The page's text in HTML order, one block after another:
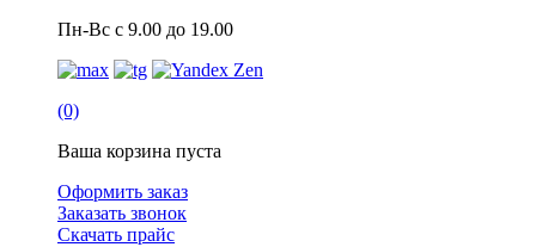
Пн-Вс с 9.00 до 19.00
(0)
Ваша корзина пуста
Оформить заказ
Заказать звонок
Скачать прайс